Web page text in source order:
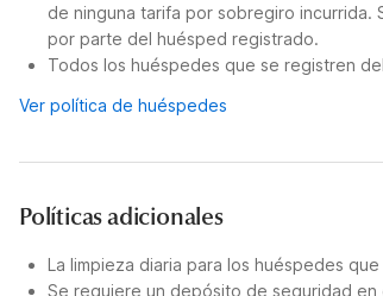
de ninguna tarifa por sobregiro
por parte del huésped registrado.
Todos los huéspedes que se registren
Ver política de huéspedes
Políticas adicionales
La limpieza diaria para los huéspedes
Se requiere un depósito de seguridad